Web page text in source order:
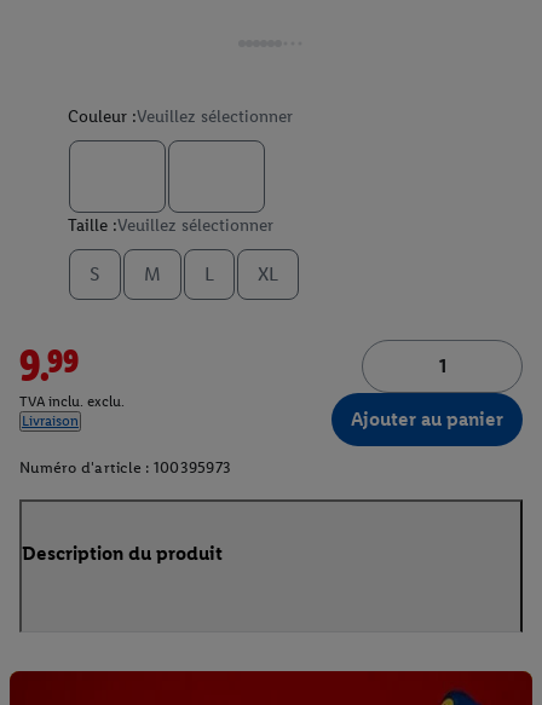
Couleur :Veuillez sélectionner
Taille :Veuillez sélectionner
S M L XL
9.99
TVA inclu. exclu.
Livraison
Ajouter au panier
Numéro d'article : 100395973
Description du produit